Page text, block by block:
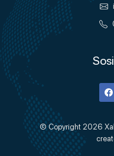
© Copyright 2026